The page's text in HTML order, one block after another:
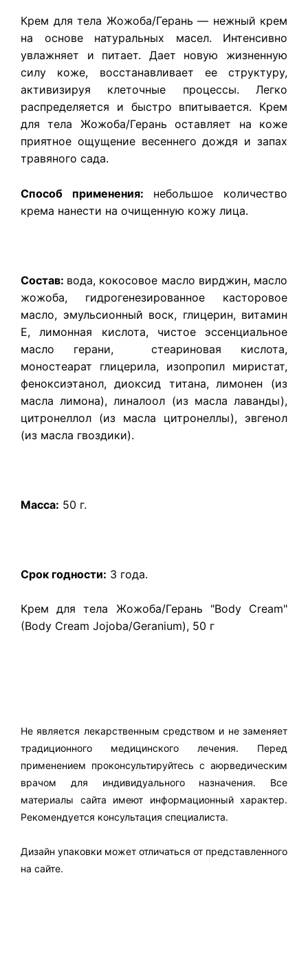
Крем для тела Жожоба/Герань — нежный крем
на основе натуральных масел. Интенсивно
увлажняет и питает. Дает новую жизненную
силу коже, восстанавливает ее структуру,
активизируя клеточные процессы. Легко
распределяется и быстро впитывается. Крем
для тела Жожоба/Герань оставляет на коже
приятное ощущение весеннего дождя и запах
травяного сада.
Способ применения: небольшое количество
крема нанести на очищенную кожу лица.
Состав: вода, кокосовое масло вирджин, масло
жожоба, гидрогенезированное касторовое
масло, эмульсионный воск, глицерин, витамин
Е, лимонная кислота, чистое эссенциальное
масло герани, стеариновая кислота,
моностеарат глицерила, изопропил миристат,
феноксиэтанол, диоксид титана, лимонен (из
масла лимона), линалоол (из масла лаванды),
цитронеллол (из масла цитронеллы), эвгенол
(из масла гвоздики).
Масса: 50 г.
Срок годности: 3 года.
Крем для тела Жожоба/Герань "Body Cream"
(Body Cream Jojoba/Geranium), 50 г
Не является лекарственным средством и не заменяет
традиционного медицинского лечения. Перед
применением проконсультируйтесь с аюрведическим
врачом для индивидуального назначения. Все
материалы сайта имеют информационный характер.
Рекомендуется консультация специалиста.
Дизайн упаковки может отличаться от представленного
на сайте.